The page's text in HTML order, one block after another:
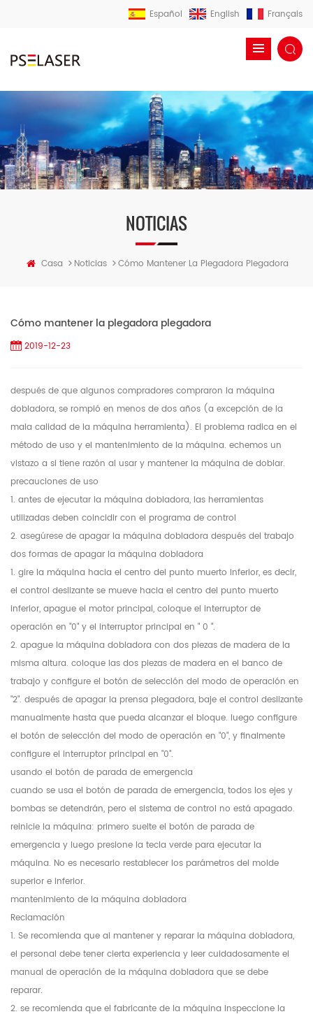
Español English Français
NOTICIAS
Casa > Noticias >Cómo Mantener La Plegadora Plegadora
Cómo mantener la plegadora plegadora
2019-12-23
después de que algunos compradores compraron la máquina
dobladora, se rompió en menos de dos años (a excepción de la
mala calidad de la máquina herramienta). El problema radica en el
método de uso y el mantenimiento de la máquina. echemos un
vistazo a si tiene razón al usar y mantener la máquina de doblar.
precauciones de uso
1. antes de ejecutar la máquina dobladora, las herramientas
utilizadas deben coincidir con el programa de control
2. asegúrese de apagar la máquina dobladora después del trabajo
dos formas de apagar la máquina dobladora
1. gire la máquina hacia el centro del punto muerto inferior, es decir,
el control deslizante se mueve hacia el centro del punto muerto
inferior, apague el motor principal, coloque el interruptor de
operación en "0" y el interruptor principal en " 0 ".
2. apague la máquina dobladora con dos piezas de madera de la
misma altura. coloque las dos piezas de madera en el banco de
trabajo y configure el botón de selección del modo de operación en
"2". después de apagar la prensa plegadora, baje el control deslizante
manualmente hasta que pueda alcanzar el bloque. luego configure
el botón de selección del modo de operación en "0", y finalmente
configure el interruptor principal en "0".
usando el botón de parada de emergencia
cuando se usa el botón de parada de emergencia, todos los ejes y
bombas se detendrán, pero el sistema de control no está apagado.
reinicie la máquina: primero suelte el botón de parada de
emergencia y luego presione la tecla verde para ejecutar la
máquina. No es necesario restablecer los parámetros del molde
superior e inferior.
mantenimiento de la máquina dobladora
Reclamación
1. Se recomienda que al mantener y reparar la máquina dobladora,
el personal debe tener cierta experiencia y leer cuidadosamente el
manual de operación de la máquina dobladora que se debe
reparar.
2. se recomienda que el fabricante de la máquina inspeccione la